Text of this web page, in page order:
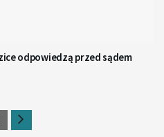
odpowiedzą przed sądem